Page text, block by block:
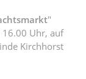
"
Uhr, auf
Kirchhorst